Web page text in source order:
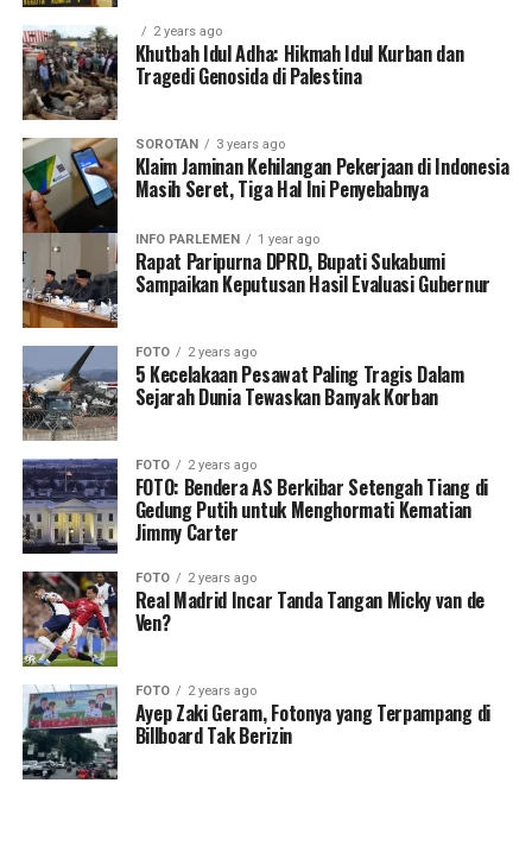
2 years ago
Khutbah Idul Adha: Hikmah Idul Kurban dan
Tragedi Genosida di Palestina
SOROTAN 3 years ago
Klaim Jaminan Kehilangan Pekerjaan di Indonesia
Masih Seret, Tiga Hal Ini Penyebabnya
INFO PARLEMEN 1 year ago
Rapat Paripurna DPRD, Bupati Sukabumi
Sampaikan Keputusan Hasil Evaluasi Gubernur
FOTO 2 years ago
5 Kecelakaan Pesawat Paling Tragis Dalam
Sejarah Dunia Tewaskan Banyak Korban
FOTO 2 years ago
FOTO: Bendera AS Berkibar Setengah Tiang di
Gedung Putih untuk Menghormati Kematian
Jimmy Carter
FOTO 2 years ago
Real Madrid Incar Tanda Tangan Micky van de
Ven?
FOTO 2 years ago
Ayep Zaki Geram, Fotonya yang Terpampang di
Billboard Tak Berizin